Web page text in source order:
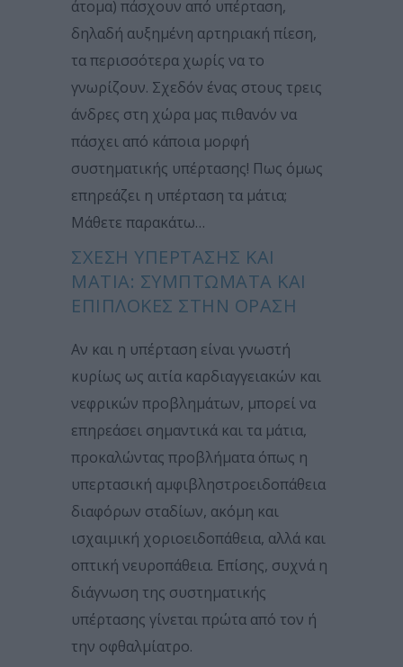
άτομα) πάσχουν από υπέρταση,
δηλαδή αυξημένη αρτηριακή πίεση,
τα περισσότερα χωρίς να το
γνωρίζουν. Σχεδόν ένας στους τρεις
άνδρες στη χώρα μας πιθανόν να
πάσχει από κάποια μορφή
συστηματικής υπέρτασης! Πως όμως
επηρεάζει η υπέρταση τα μάτια;
Μάθετε παρακάτω…
ΣΧΈΣΗ ΥΠΈΡΤΑΣΗΣ ΚΑΙ
ΜΆΤΙΑ: ΣΥΜΠΤΏΜΑΤΑ ΚΑΙ
ΕΠΙΠΛΟΚΈΣ ΣΤΗΝ ΌΡΑΣΗ
Αν και η υπέρταση είναι γνωστή
κυρίως ως αιτία καρδιαγγειακών και
νεφρικών προβλημάτων, μπορεί να
επηρεάσει σημαντικά και τα μάτια,
προκαλώντας προβλήματα όπως η
υπερτασική αμφιβληστροειδοπάθεια
διαφόρων σταδίων, ακόμη και
ισχαιμική χοριοειδοπάθεια, αλλά και
οπτική νευροπάθεια. Επίσης, συχνά η
διάγνωση της συστηματικής
υπέρτασης γίνεται πρώτα από τον ή
την οφθαλμίατρο.